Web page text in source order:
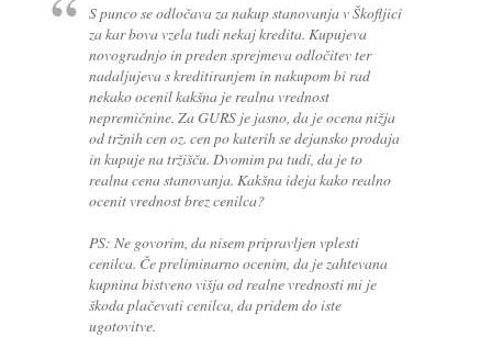
S punco se odločava za nakup stanovanja v Škofljici
za kar bova vzela tudi nekaj kredita. Kupujeva
novogradnjo in preden sprejmeva odločitev ter
nadaljujeva s kreditiranjem in nakupom bi rad
nekako ocenil kakšna je realna vrednost
nepremičnine. Za GURS je jasno, da je ocena nižja
od tržnih cen oz. cen po katerih se dejansko prodaja
in kupuje na tržišču. Dvomim pa tudi, da je to
realna cena stanovanja. Kakšna ideja kako realno
ocenit vrednost brez cenilca?
PS: Ne govorim, da nisem pripravljen vplesti
cenilca. Če preliminarno ocenim, da je zahtevana
kupnina bistveno višja od realne vrednosti mi je
škoda plačevati cenilca, da pridem do iste
ugotovitve.